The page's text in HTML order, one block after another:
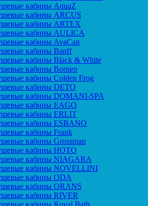
кабины AquaZ
кабины ARCUS
кабины ARTEX
кабины AULICA
кабины AvaCan
кабины Banff
кабины Black & White
кабины Borneo
кабины Colden Frog
кабины DETO
кабины DOMANI-SPA
кабины EAGO
кабины ERLIT
кабины ESBANO
кабины Frank
кабины Grossman
кабины HOTO
кабины NIAGARA
кабины NOVELLINI
кабины ODA
кабины ORANS
кабины RIVER
кабины Royal Bath